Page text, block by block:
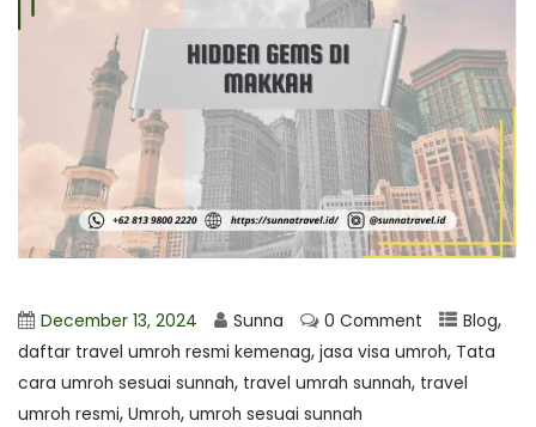
December 13, 2024 Sunna 0 Comment Blog,
daftar travel umroh resmi kemenag, jasa visa umroh, Tata
cara umroh sesuai sunnah, travel umrah sunnah, travel
umroh resmi, Umroh, umroh sesuai sunnah